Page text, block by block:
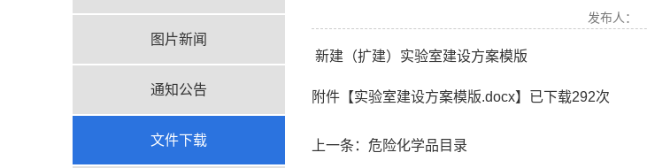
图片新闻
通知公告
文件下载
发布人：
新建（扩建）实验室建设方案模版
附件【实验室建设方案模版.docx】已下载292次
上一条： 危险化学品目录